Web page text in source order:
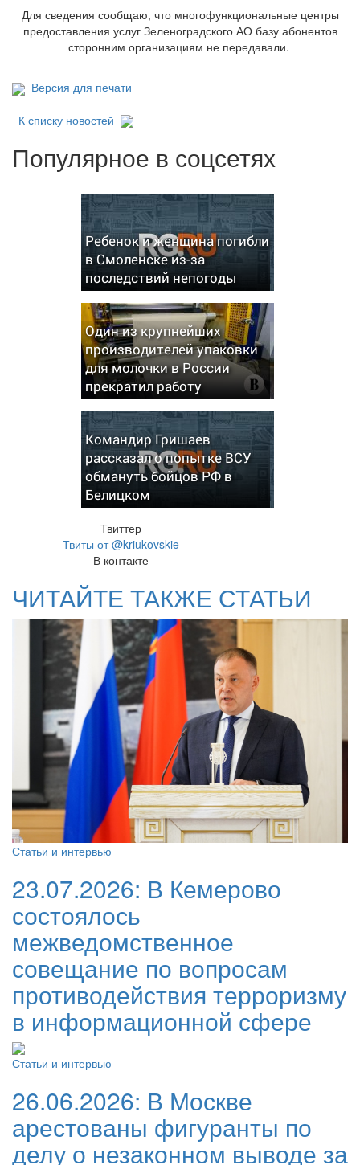
Для сведения сообщаю, что многофункциональные центры
предоставления услуг Зеленоградского АО базу абонентов
сторонним организациям не передавали.
Версия для печати
К списку новостей
Популярное в соцсетях
Ребенок и женщина погибли
в Смоленске из-за
последствий непогоды
Один из крупнейших
производителей упаковки
для молочки в России
прекратил работу
Командир Гришаев
рассказал о попытке ВСУ
обмануть бойцов РФ в
Белицком
Твиттер
Твиты от @kriukovskie
В контакте
ЧИТАЙТЕ ТАКЖЕ СТАТЬИ
Статьи и интервью
23.07.2026: В Кемерово
состоялось
межведомственное
совещание по вопросам
противодействия терроризму
в информационной сфере
Статьи и интервью
26.06.2026: В Москве
арестованы фигуранты по
делу о незаконном выводе за